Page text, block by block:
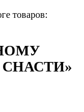
товаров: